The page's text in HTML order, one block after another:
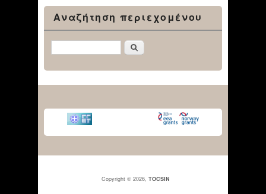
Αναζήτηση περιεχομένου
Αναζήτηση
Copyright © 2026,TOCSIN